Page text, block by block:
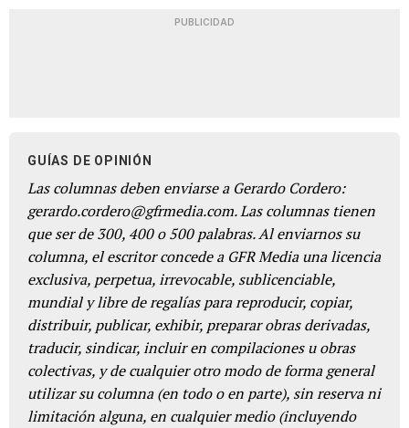
PUBLICIDAD
GUÍAS DE OPINIÓN
Las columnas deben enviarse a Gerardo Cordero:
gerardo.cordero@gfrmedia.com. Las columnas tienen
que ser de 300, 400 o 500 palabras. Al enviarnos su
columna, el escritor concede a GFR Media una licencia
exclusiva, perpetua, irrevocable, sublicenciable,
mundial y libre de regalías para reproducir, copiar,
distribuir, publicar, exhibir, preparar obras derivadas,
traducir, sindicar, incluir en compilaciones u obras
colectivas, y de cualquier otro modo de forma general
utilizar su columna (en todo o en parte), sin reserva ni
limitación alguna, en cualquier medio (incluyendo